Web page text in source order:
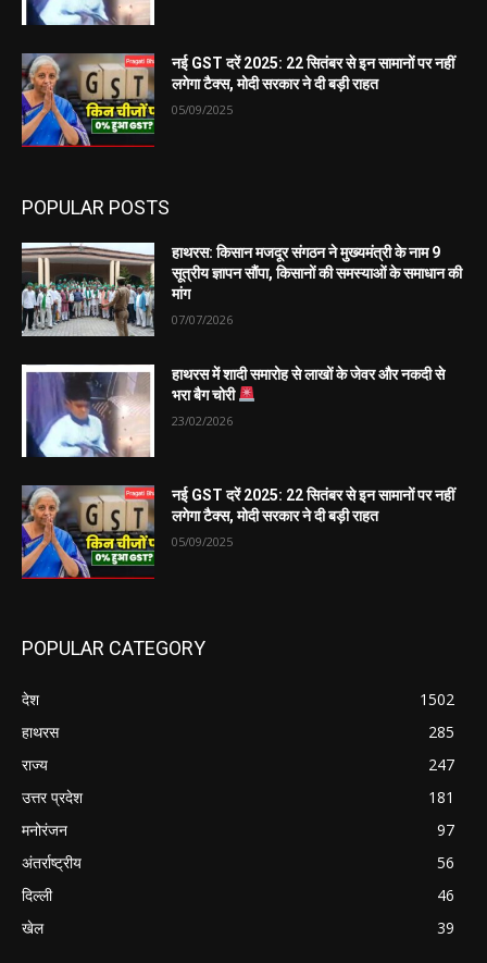
नई GST दरें 2025: 22 सितंबर से इन सामानों पर नहीं
लगेगा टैक्स, मोदी सरकार ने दी बड़ी राहत
05/09/2025
POPULAR POSTS
हाथरस: किसान मजदूर संगठन ने मुख्यमंत्री के नाम 9
सूत्रीय ज्ञापन सौंपा, किसानों की समस्याओं के समाधान की
मांग
07/07/2026
हाथरस में शादी समारोह से लाखों के जेवर और नकदी से
भरा बैग चोरी
23/02/2026
नई GST दरें 2025: 22 सितंबर से इन सामानों पर नहीं
लगेगा टैक्स, मोदी सरकार ने दी बड़ी राहत
05/09/2025
POPULAR CATEGORY
देश
1502
हाथरस
285
राज्य
247
उत्तर प्रदेश
181
मनोरंजन
97
अंतर्राष्ट्रीय
56
दिल्ली
46
खेल
39